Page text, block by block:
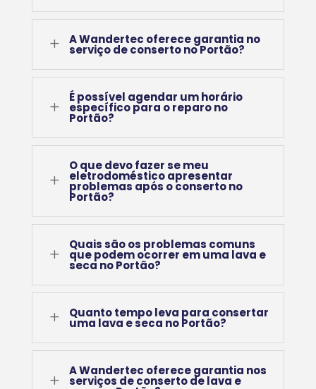
L A Wandertec oferece garantia no
serviço de conserto no Portão?
L
É possível agendar um horário
específico para o reparo no
Portão?
L
O que devo fazer se meu
eletrodoméstico apresentar
problemas após o conserto no
Portão?
L
Quais são os problemas comuns
que podem ocorrer em uma lava e
seca no Portão?
L Quanto tempo leva para consertar
uma lava e seca no Portão?
L
A Wandertec oferece garantia nos
serviços de conserto de lava e